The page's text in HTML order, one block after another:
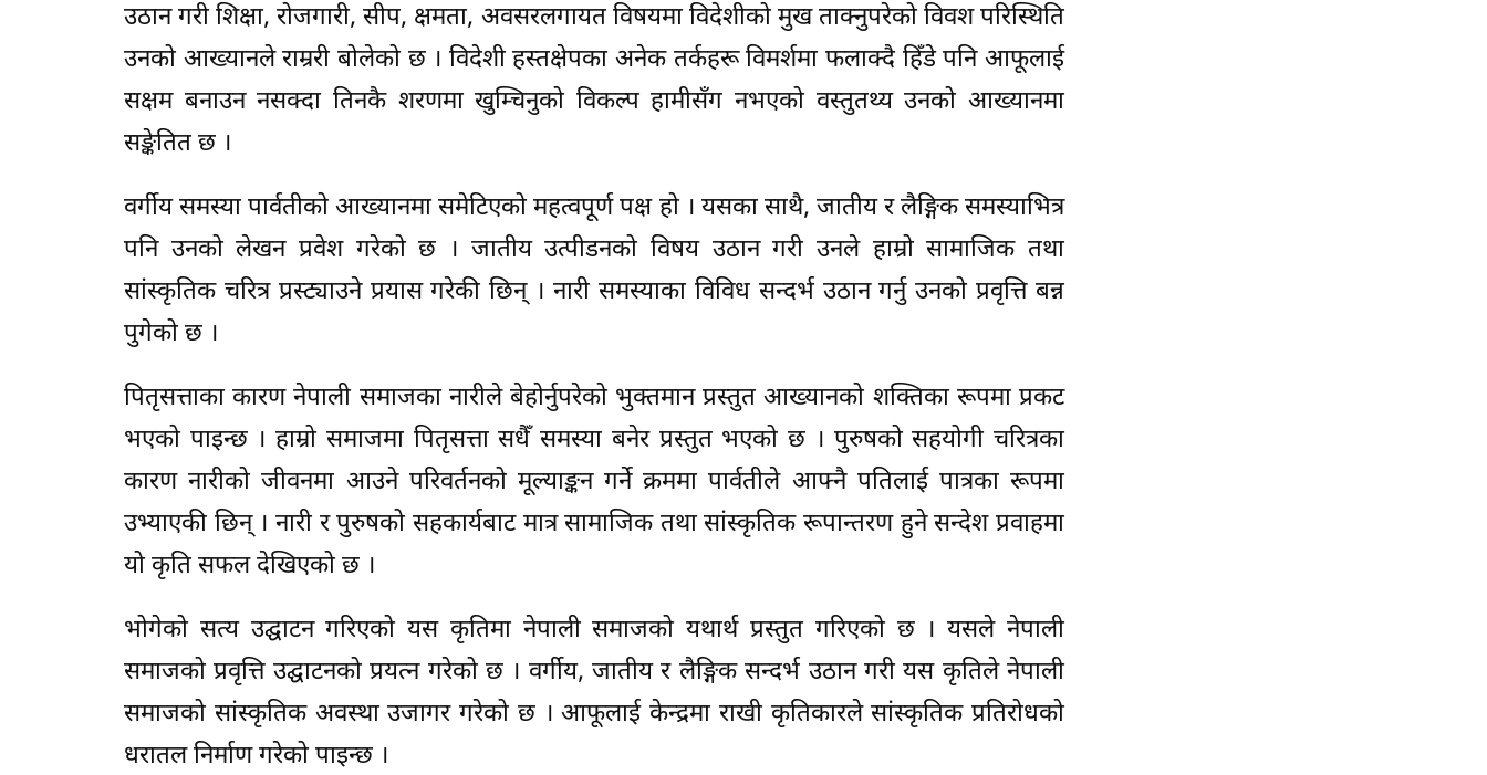
उठान गरी शिक्षा, रोजगारी, सीप, क्षमता, अवसरलगायत विषयमा विदेशीको मुख ताक्नुपरेको विवश परिस्थिति
उनको आख्यानले राम्ररी बोलेको छ । विदेशी हस्तक्षेपका अनेक तर्कहरू विमर्शमा फलाक्दै हिँडे पनि आफूलाई
सक्षम बनाउन नसक्दा तिनकै शरणमा खुम्चिनुको विकल्प हामीसँग नभएको वस्तुतथ्य उनको आख्यानमा
सङ्केतित छ ।
वर्गीय समस्या पार्वतीको आख्यानमा समेटिएको महत्वपूर्ण पक्ष हो । यसका साथै, जातीय र लैङ्गिक समस्याभित्र
पनि उनको लेखन प्रवेश गरेको छ । जातीय उत्पीडनको विषय उठान गरी उनले हाम्रो सामाजिक तथा
सांस्कृतिक चरित्र प्रस्ट्याउने प्रयास गरेकी छिन् । नारी समस्याका विविध सन्दर्भ उठान गर्नु उनको प्रवृत्ति बन्न
पुगेको छ ।
पितृसत्ताका कारण नेपाली समाजका नारीले बेहोर्नुपरेको भुक्तमान प्रस्तुत आख्यानको शक्तिका रूपमा प्रकट
भएको पाइन्छ । हाम्रो समाजमा पितृसत्ता सधैँ समस्या बनेर प्रस्तुत भएको छ । पुरुषको सहयोगी चरित्रका
कारण नारीको जीवनमा आउने परिवर्तनको मूल्याङ्कन गर्ने क्रममा पार्वतीले आफ्नै पतिलाई पात्रका रूपमा
उभ्याएकी छिन् । नारी र पुरुषको सहकार्यबाट मात्र सामाजिक तथा सांस्कृतिक रूपान्तरण हुने सन्देश प्रवाहमा
यो कृति सफल देखिएको छ ।
भोगेको सत्य उद्घाटन गरिएको यस कृतिमा नेपाली समाजको यथार्थ प्रस्तुत गरिएको छ । यसले नेपाली
समाजको प्रवृत्ति उद्घाटनको प्रयत्न गरेको छ । वर्गीय, जातीय र लैङ्गिक सन्दर्भ उठान गरी यस कृतिले नेपाली
समाजको सांस्कृतिक अवस्था उजागर गरेको छ । आफूलाई केन्द्रमा राखी कृतिकारले सांस्कृतिक प्रतिरोधको
धरातल निर्माण गरेको पाइन्छ ।